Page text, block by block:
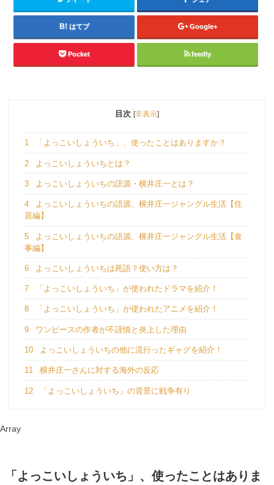
はてブ Google+
Pocket feedly
目次 [非表示]
1 「よっこいしょういち」、使ったことはありますか？
2 よっこいしょういちとは？
3 よっこいしょういちの語源・横井庄一とは？
4
よっこいしょういちの語源、横井庄一ジャングル生活【住
居編】
5
よっこいしょういちの語源、横井庄一ジャングル生活【食
事編】
6 よっこいしょういちは死語？使い方は？
7 「よっこいしょういち」が使われたドラマを紹介！
8 「よっこいしょういち」が使われたアニメを紹介！
9 ワンピースの作者が不謹慎と炎上した理由
10 よっこいしょういちの他に流行ったギャグを紹介！
11 横井庄一さんに対する海外の反応
12 「よっこいしょういち」の背景に戦争有り
Array
「よっこいしょういち」、使ったことはありま